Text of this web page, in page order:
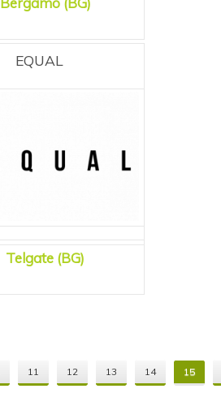
EQUAL
Telgate (BG)
11 12 13 14 15